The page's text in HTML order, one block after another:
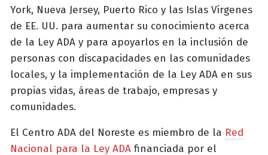
York, Nueva Jersey, Puerto Rico y las Islas Vírgenes
de EE. UU. para aumentar su conocimiento acerca
de la Ley ADA y para apoyarlos en la inclusión de
personas con discapacidades en las comunidades
locales, y la implementación de la Ley ADA en sus
propias vidas, áreas de trabajo, empresas y
comunidades.
El Centro ADA del Noreste es miembro de la Red
Nacional para la Ley ADA financiada por el